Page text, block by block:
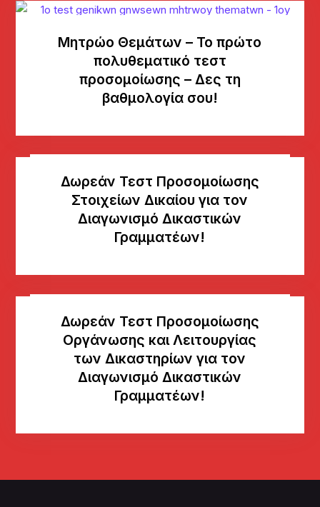
Μητρώο Θεμάτων – Το πρώτο
πολυθεματικό τεστ
προσομοίωσης – Δες τη
βαθμολογία σου!
Δωρεάν Τεστ Προσομοίωσης
Στοιχείων Δικαίου για τον
Διαγωνισμό Δικαστικών
Γραμματέων!
Δωρεάν Τεστ Προσομοίωσης
Οργάνωσης και Λειτουργίας
των Δικαστηρίων για τον
Διαγωνισμό Δικαστικών
Γραμματέων!